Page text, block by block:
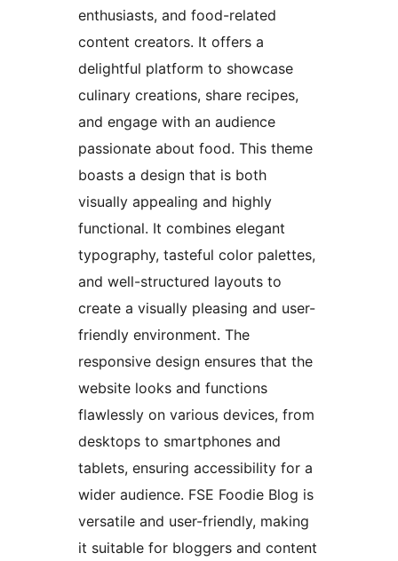
enthusiasts, and food-related
content creators. It offers a
delightful platform to showcase
culinary creations, share recipes,
and engage with an audience
passionate about food. This theme
boasts a design that is both
visually appealing and highly
functional. It combines elegant
typography, tasteful color palettes,
and well-structured layouts to
create a visually pleasing and user-
friendly environment. The
responsive design ensures that the
website looks and functions
flawlessly on various devices, from
desktops to smartphones and
tablets, ensuring accessibility for a
wider audience. FSE Foodie Blog is
versatile and user-friendly, making
it suitable for bloggers and content